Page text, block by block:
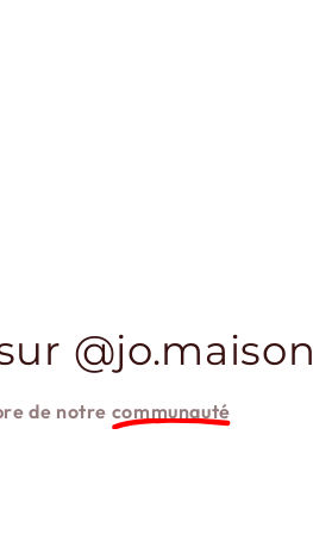
de notre communauté